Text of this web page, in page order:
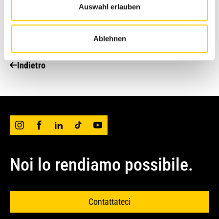
Auswahl erlauben
Ablehnen
costituisce parte integrante della serie di
escavatori Caterpillar di ultimissima
generazione. Foto: Urs Peyer
Indietro
Noi lo rendiamo possibile.
Contattateci